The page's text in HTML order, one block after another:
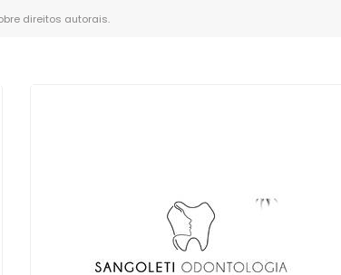
direitos autorais.